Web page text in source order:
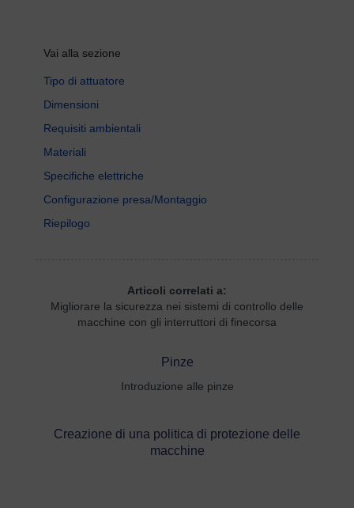
Vai alla sezione
Tipo di attuatore
Dimensioni
Requisiti ambientali
Materiali
Specifiche elettriche
Configurazione presa/Montaggio
Riepilogo
Articoli correlati a:
Migliorare la sicurezza nei sistemi di controllo delle
macchine con gli interruttori di finecorsa
Pinze
Introduzione alle pinze
Creazione di una politica di protezione delle
macchine